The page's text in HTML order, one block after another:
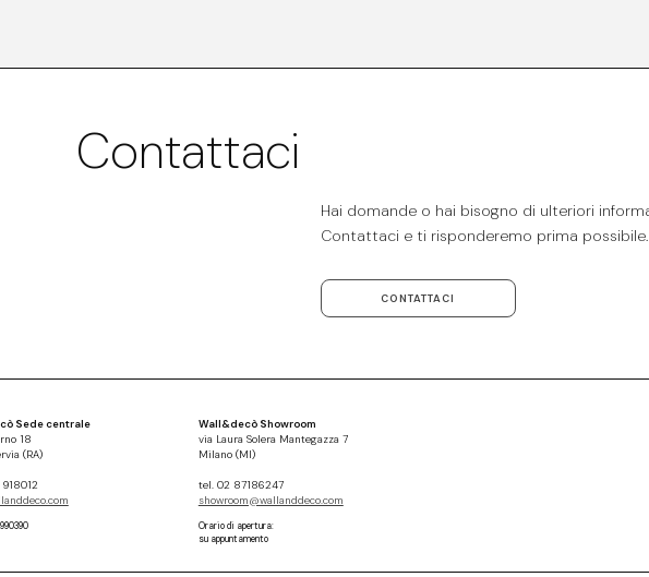
Contattaci
Hai domande o hai bisogno di ulteriori
Contattaci e ti risponderemo prima possibile.
CONTATTACI
Sede centrale
18
(RA)
Wall&decò Showroom
via Laura Solera Mantegazza 7
Milano (MI)
tel. 02 87186247
showroom@wallanddeco.com
Orario di apertura:
su appuntamento